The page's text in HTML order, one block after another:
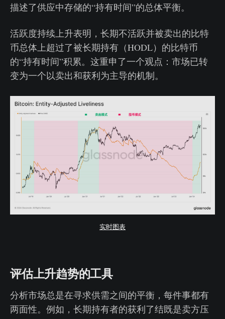
描述了供应中存储的“持有时间”的总体平衡。
活跃度持续上升表明，长期不活跃并被卖出的比特
币总体上超过了被长期持有（HODL）的比特币
的“持有时间”积累。这重申了一个观点：市场已转
变为一个以卖出和获利为主导的机制。
实时图表
评估上升趋势的工具
分析市场总是在寻求供需之间的平衡，每件事都有
两面性。例如，长期持有者的获利了结既是卖方压